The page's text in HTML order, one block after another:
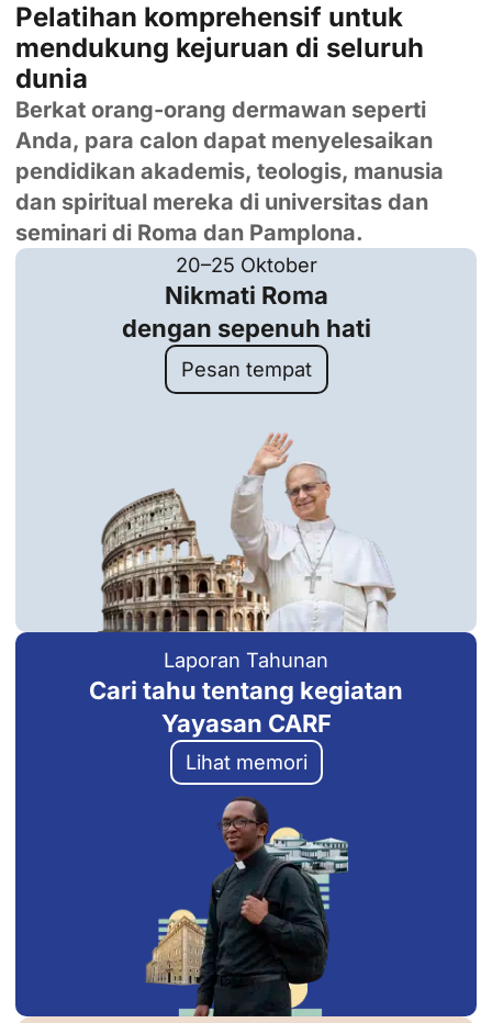
Pelatihan komprehensif untuk
mendukung kejuruan di seluruh
dunia
Berkat orang-orang dermawan seperti
Anda, para calon dapat menyelesaikan
pendidikan akademis, teologis, manusia
dan spiritual mereka di universitas dan
seminari di Roma dan Pamplona.
20–25 Oktober
Nikmati Roma
dengan sepenuh hati
Pesan tempat
Laporan Tahunan
Cari tahu tentang kegiatan
Yayasan CARF
Lihat memori